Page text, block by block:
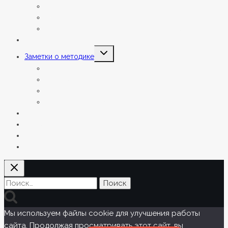
Заметки о методике
Переключить
Найти:
Мы используем файлы cookie для улучшения работы
сайта. Продолжая просматривать этот сайт, вы